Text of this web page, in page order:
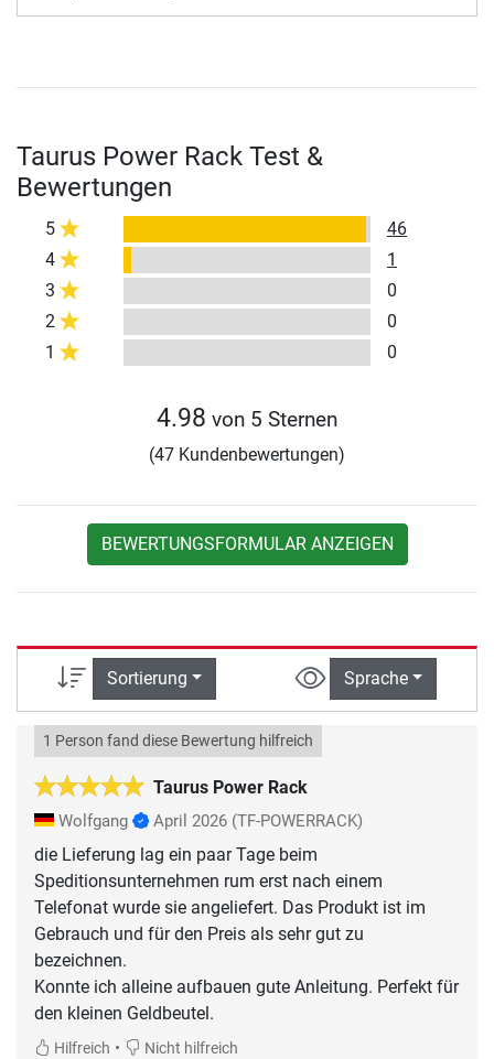
Taurus Power Rack Test &
Bewertungen
5
46
4
1
3
0
2
0
1
0
4.98 von 5 Sternen
(47 Kundenbewertungen)
BEWERTUNGSFORMULAR ANZEIGEN
Sortierung Sprache
Taurus Power Rack
1 Person fand diese Bewertung hilfreich
Wolfgang April 2026 (TF-POWERRACK)
die Lieferung lag ein paar Tage beim
Speditionsunternehmen rum erst nach einem
Telefonat wurde sie angeliefert. Das Produkt ist im
Gebrauch und für den Preis als sehr gut zu
bezeichnen.
Konnte ich alleine aufbauen gute Anleitung. Perfekt für
den kleinen Geldbeutel.
Hilfreich • Nicht hilfreich